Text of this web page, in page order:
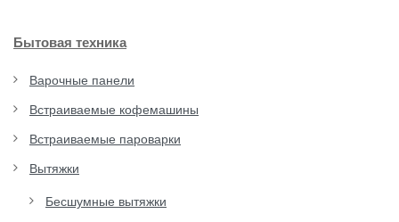
Бытовая техника
Варочные панели
Встраиваемые кофемашины
Встраиваемые пароварки
Вытяжки
Бесшумные вытяжки